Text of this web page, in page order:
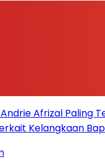
Andrie Afrizal Paling
Kelangkaan